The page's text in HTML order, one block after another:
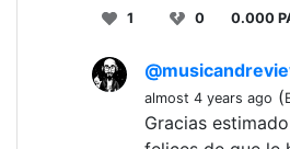
1 0 0.000
almost 4 years ago (
Gracias